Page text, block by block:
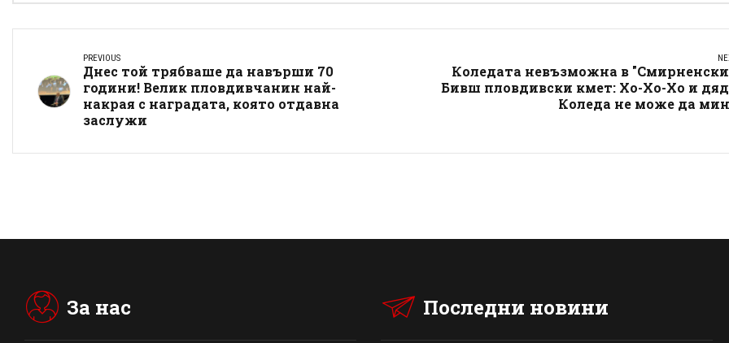
PREVIOUS
Днес той трябваше да навърши 70
години! Велик пловдивчанин най-
накрая с наградата, която отдавна
заслужи
Коледата невъзможна в
Бивш пловдивски кмет: Хо-Хо-Хо и
Коледа не може да
За нас Последни новини